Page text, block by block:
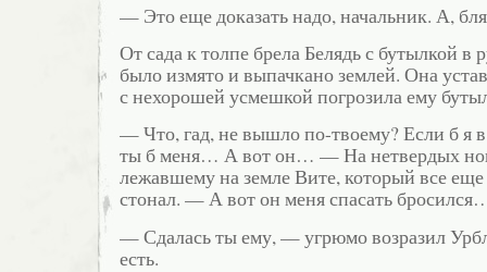
— Это еще доказать надо, начальник. А,
От сада к толпе брела Белядь с бутылкой в
было измято и выпачкано землей. Она
с нехорошей усмешкой погрозила ему
— Что, гад, не вышло по-твоему? Если б я в
ты б меня… А вот он… — На нетвердых
лежавшему на земле Вите, который все еще
стонал. — А вот он меня спасать
— Сдалась ты ему, — угрюмо возразил
есть.